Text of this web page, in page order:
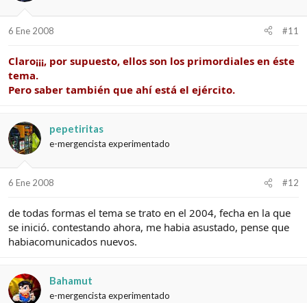
6 Ene 2008 #11
Claro¡¡¡, por supuesto, ellos son los primordiales en éste
tema.
Pero saber también que ahí está el ejército.
pepetiritas
e-mergencista experimentado
6 Ene 2008 #12
de todas formas el tema se trato en el 2004, fecha en la que
se inició. contestando ahora, me habia asustado, pense que
habiacomunicados nuevos.
Bahamut
e-mergencista experimentado